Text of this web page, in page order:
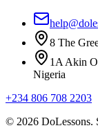
8 The
1A Akin
Nigeria
+234 806 708 2203
© 2026 DoLessons.